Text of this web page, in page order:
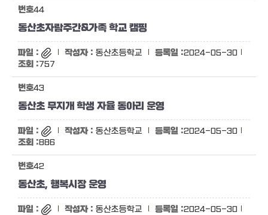
44
동산초자람주간&가족 학교 캠핑
동산초등학교
2024-05-30
757
43
동산초 무지개 학생 자율 동아리 운영
동산초등학교
2024-05-30
886
42
동산초, 행복시장 운영
동산초등학교
2024-05-30